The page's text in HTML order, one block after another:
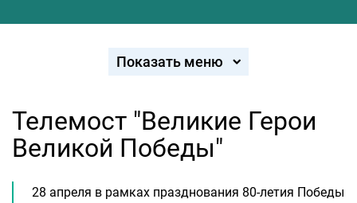
Показать меню
Телемост "Великие Герои
Великой Победы"
28 апреля в рамках празднования 80-летия Победы